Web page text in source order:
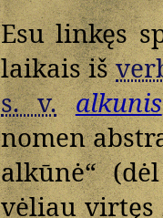
Esu linkęs
laikais iš
s. v. alkunis
nomen
alkūnė“
vėliau